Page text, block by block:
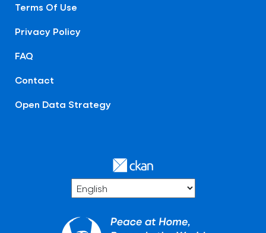
Terms Of Use
Privacy Policy
FAQ
Contact
Open Data Strategy